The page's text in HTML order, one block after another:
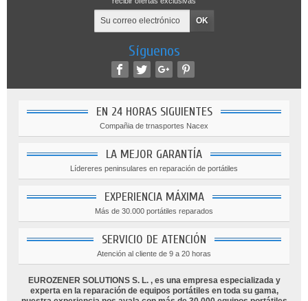
Síguenos
EN 24 HORAS SIGUIENTES
Compañia de trnasportes Nacex
LA MEJOR GARANTÍA
Lídereres peninsulares en reparación de portátiles
EXPERIENCIA MÁXIMA
Más de 30.000 portátiles reparados
SERVICIO DE ATENCIÓN
Atención al cliente de 9 a 20 horas
EUROZENER SOLUTIONS S. L. , es una empresa especializada y
experta en la reparación de equipos portátiles en toda su gama,